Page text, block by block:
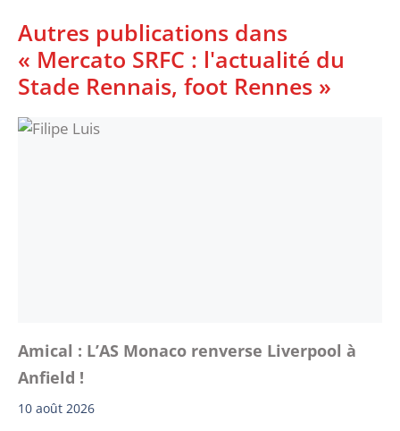
Autres publications dans
« Mercato SRFC : l'actualité du
Stade Rennais, foot Rennes »
Amical : L’AS Monaco renverse Liverpool à
Anfield !
10 août 2026